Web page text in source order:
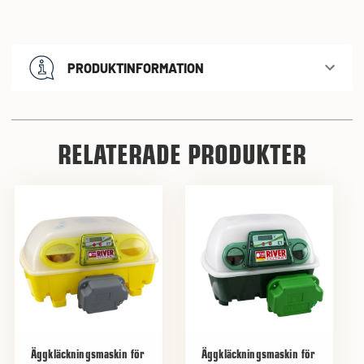
PRODUKTINFORMATION
RELATERADE PRODUKTER
Äggkläckningsmaskin för Äggkläckningsmaskin för